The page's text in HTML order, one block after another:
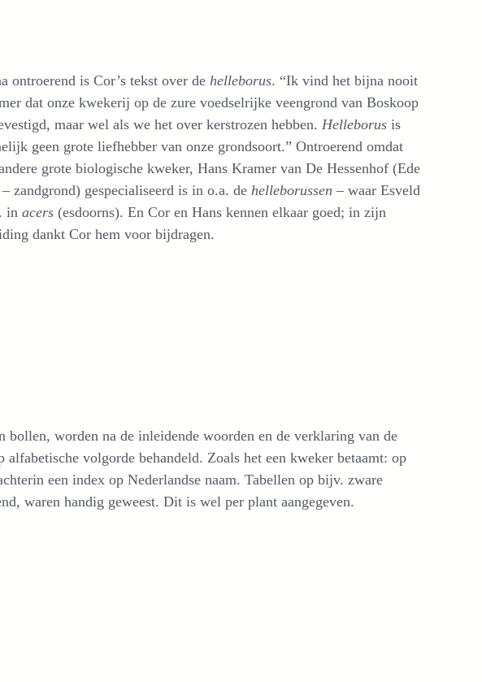
ontroerend is Cor’s tekst over de helleborus. “Ik vind het bijna nooit
dat onze kwekerij op de zure voedselrijke veengrond van Boskoop
maar wel als we het over kerstrozen hebben. Helleborus is
geen grote liefhebber van onze grondsoort.” Ontroerend omdat
grote biologische kweker, Hans Kramer van De Hessenhof (Ede
zandgrond) gespecialiseerd is in o.a. de helleborussen – waar Esveld
in acers (esdoorns). En Cor en Hans kennen elkaar goed; in zijn
dankt Cor hem voor bijdragen.
bollen, worden na de inleidende woorden en de verklaring van de
volgorde behandeld. Zoals het een kweker betaamt: op
een index op Nederlandse naam. Tabellen op bijv. zware
waren handig geweest. Dit is wel per plant aangegeven.